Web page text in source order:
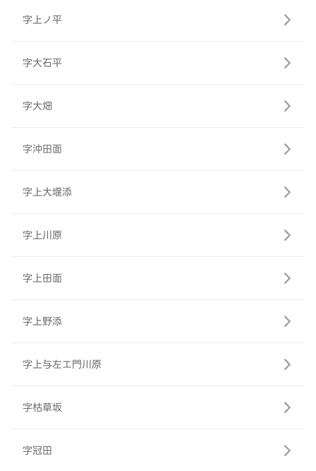
字上ノ平
字大石平
字大畑
字沖田面
字上大堰添
字上川原
字上田面
字上野添
字上与左エ門川原
字枯草坂
字冠田